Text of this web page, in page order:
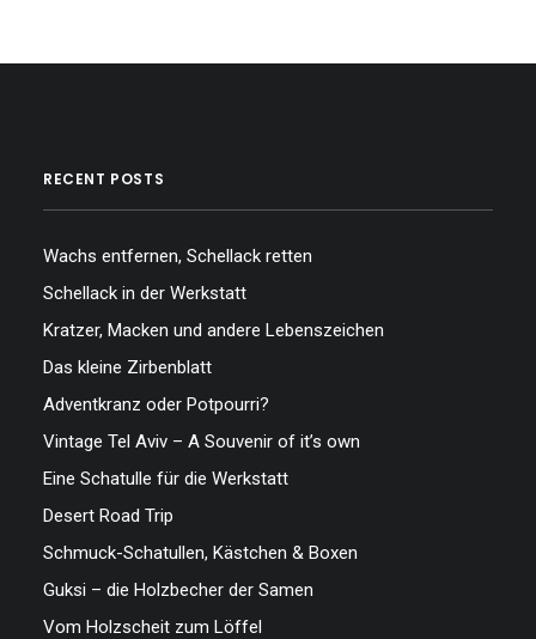
RECENT POSTS
Wachs entfernen, Schellack retten
Schellack in der Werkstatt
Kratzer, Macken und andere Lebenszeichen
Das kleine Zirbenblatt
Adventkranz oder Potpourri?
Vintage Tel Aviv – A Souvenir of it’s own
Eine Schatulle für die Werkstatt
Desert Road Trip
Schmuck-Schatullen, Kästchen & Boxen
Guksi – die Holzbecher der Samen
Vom Holzscheit zum Löffel